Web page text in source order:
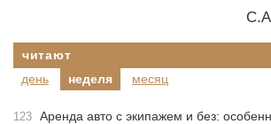
читают
день
неделя месяц
123 Аренда авто с экипажем и без: